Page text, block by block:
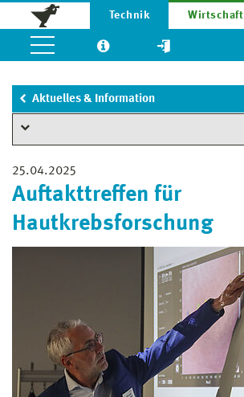
Technik Wirtschaft
Aktuelles & Information
25.04.2025
Auftakttreffen für
Hautkrebsforschung